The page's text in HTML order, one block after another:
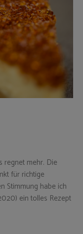
regnet mehr. Die
für richtige
Stimmung habe ich
ein tolles Rezept